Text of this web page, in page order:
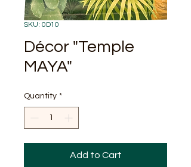
SKU: 0D10
Décor "Temple
MAYA"
Quantity *
Add to Cart